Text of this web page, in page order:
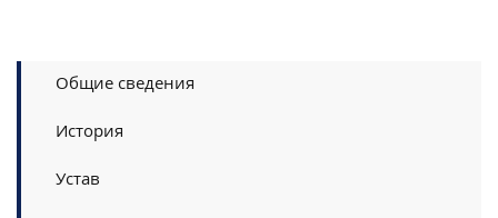
Общие сведения
История
Устав